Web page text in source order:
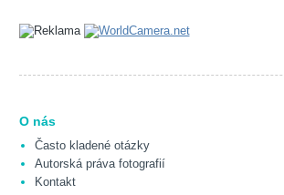
O nás
Často kladené otázky
Autorská práva fotografií
Kontakt